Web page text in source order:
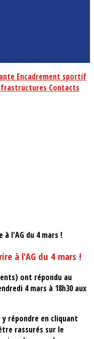
Encadrement sportif
Contacts
à l'AG du 4 mars !
ont répondu au
4 mars à 18h30 aux
y répondre en cliquant
rassurés sur le